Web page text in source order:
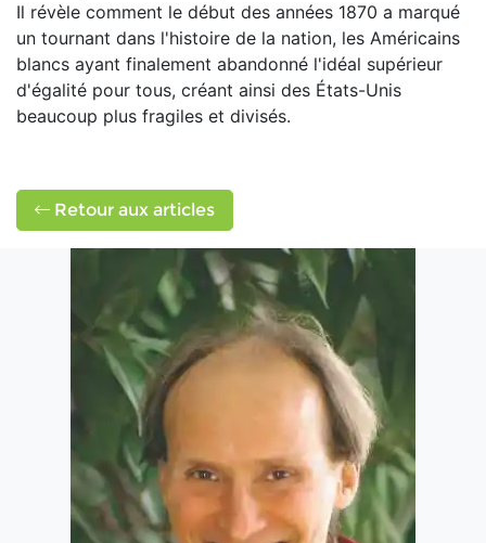
Il révèle comment le début des années 1870 a marqué
un tournant dans l'histoire de la nation, les Américains
blancs ayant finalement abandonné l'idéal supérieur
d'égalité pour tous, créant ainsi des États-Unis
beaucoup plus fragiles et divisés.
Retour aux articles